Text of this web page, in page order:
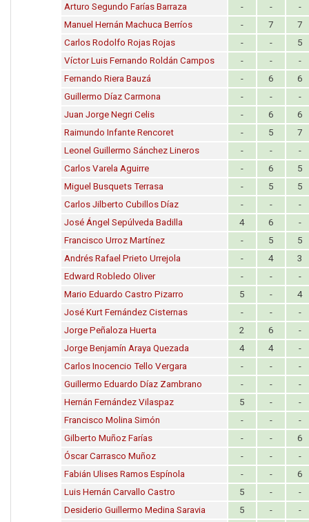
Arturo Segundo Farías Barraza - -
-
Manuel Hernán Machuca Berríos
- 7
7
Carlos Rodolfo Rojas Rojas
- -
5
Víctor Luis Fernando Roldán Campos
- -
-
Fernando Riera Bauzá
- 6
6
Guillermo Díaz Carmona
- -
-
Juan Jorge Negri Celis
- 6
6
Raimundo Infante Rencoret
- 5
7
Leonel Guillermo Sánchez Lineros
- -
-
Carlos Varela Aguirre
- 6
5
Miguel Busquets Terrasa
- 5
5
Carlos Jilberto Cubillos Díaz
- -
-
José Ángel Sepúlveda Badilla
4 6
-
Francisco Urroz Martínez
- 5
5
Andrés Rafael Prieto Urrejola
- 4
3
Edward Robledo Oliver
- -
-
Mario Eduardo Castro Pizarro
5 -
4
José Kurt Fernández Cisternas
- -
-
Jorge Peñaloza Huerta
2 6
-
Jorge Benjamín Araya Quezada
4 4
-
Carlos Inocencio Tello Vergara
- -
-
Guillermo Eduardo Díaz Zambrano
- -
-
Hernán Fernández Vilaspaz
5 -
-
Francisco Molina Simón
- -
-
Gilberto Muñoz Farías
- -
6
Óscar Carrasco Muñoz
- -
-
Fabián Ulises Ramos Espínola
- -
6
Luis Hernán Carvallo Castro
5 -
-
Desiderio Guillermo Medina Saravia
5 -
-